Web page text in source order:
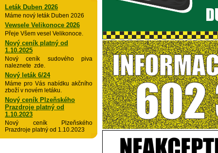
Leták Duben 2026
Máme nový leták Duben 2026
Vewsele Velikonoce 2026
Přeje Všem vesel Velikonoce.
Nový ceník platný od
1.10.2025
Nový ceník sudového piva
naleznete zde.
Nový leták 6/24
Máme pro Vás nabídku akčního
zboží v novém letáku.
Nový ceník Plzeňského
Prazdroje platný od
1.10.2023
Nový ceník Plzeňského
Prazdroje platný od 1.10.2023